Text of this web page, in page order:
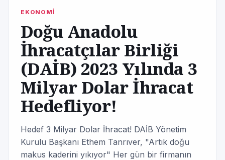
EKONOMİ
Doğu Anadolu
İhracatçılar Birliği
(DAİB) 2023 Yılında 3
Milyar Dolar İhracat
Hedefliyor!
Hedef 3 Milyar Dolar İhracat! DAİB Yönetim
Kurulu Başkanı Ethem Tanrıver, "Artık doğu
makus kaderini yıkıyor" Her gün bir firmanın